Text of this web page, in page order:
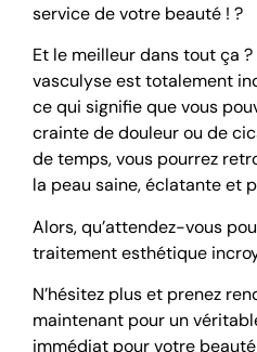
service de votre beauté ! ?
Et le meilleur dans tout ça
vasculyse est totalement
ce qui signifie que vous
crainte de douleur ou de
de temps, vous pourrez
la peau saine, éclatante et
Alors, qu’attendez-vous
traitement esthétique
N’hésitez plus et prenez
maintenant pour un
immédiat pour votre